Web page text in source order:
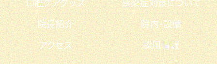
口腔ケアグッズ 感染症対策について
院長紹介 院内・設備
アクセス 採用情報